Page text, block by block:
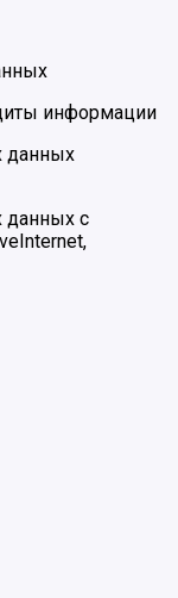
информации
данных
данных с